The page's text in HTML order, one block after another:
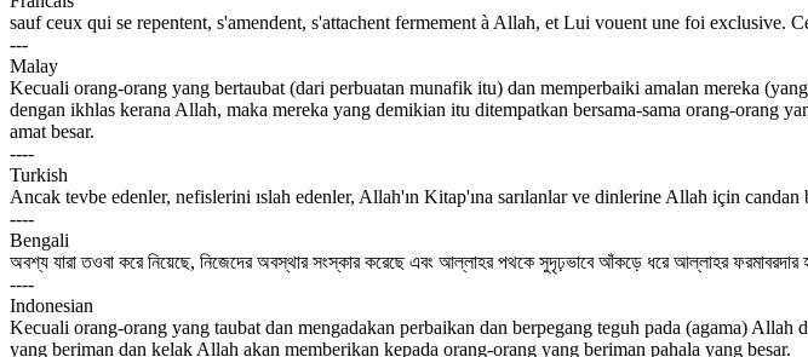
sauf ceux qui se repentent, s'amendent, s'attachent fermement à Allah, et Lui vouent une foi exclusive.
---
Malay
Kecuali orang-orang yang bertaubat (dari perbuatan munafik itu) dan memperbaiki amalan mereka
dengan ikhlas kerana Allah, maka mereka yang demikian itu ditempatkan bersama-sama orang-orang
amat besar.
----
Turkish
Ancak tevbe edenler, nefislerini ıslah edenler, Allah'ın Kitap'ına sarılanlar ve dinlerine Allah için
----
Bengali
অবশ্য যারা তওবা করে নিয়েছে, নিজেদের অবস্থার সংস্কার করেছে এবং আল্লাহর পথকে সুদৃঢ়ভাবে আঁকড়ে ধরে আল্লাহর
----
Indonesian
Kecuali orang-orang yang taubat dan mengadakan perbaikan dan berpegang teguh pada (agama)
yang beriman dan kelak Allah akan memberikan kepada orang-orang yang beriman pahala yang besar.